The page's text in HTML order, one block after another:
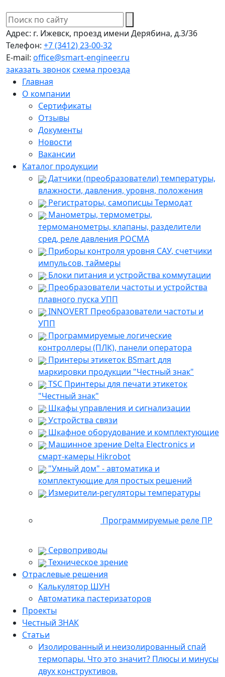
Адрес: г. Ижевск, проезд имени Дерябина, д.3/36
Телефон: +7 (3412) 23-00-32
E-mail: office@smart-engineer.ru
заказать звоноксхема проезда
Главная
О компании
Сертификаты
Отзывы
Документы
Новости
Вакансии
Каталог продукции
Датчики (преобразователи) температуры,
влажности, давления, уровня, положения
Регистраторы, самописцы Термодат
Манометры, термометры,
термоманометры, клапаны, разделители
сред, реле давления РОСМА
Приборы контроля уровня САУ, счетчики
импульсов, таймеры
Блоки питания и устройства коммутации
Преобразователи частоты и устройства
плавного пуска УПП
INNOVERT Преобразователи частоты и
УПП
Программируемые логические
контроллеры (ПЛК), панели оператора
Принтеры этикеток BSmart для
маркировки продукции "Честный знак"
TSC Принтеры для печати этикеток
"Честный знак"
Шкафы управления и сигнализации
Устройства связи
Шкафное оборудование и комплектующие
Машинное зрение Delta Electronics и
смарт-камеры Hikrobot
"Умный дом" - автоматика и
комплектующие для простых решений
Измерители-регуляторы температуры
Программируемые реле ПР
Сервоприводы
Техническое зрение
Отраслевые решения
Калькулятор ШУН
Автоматика пастеризаторов
Проекты
Честный ЗНАК
Статьи
Изолированный и неизолированный спай
термопары. Что это значит? Плюсы и минусы
двух конструктивов.